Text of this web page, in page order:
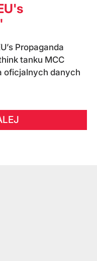
Propaganda
tanku MCC
oficjalnych danych